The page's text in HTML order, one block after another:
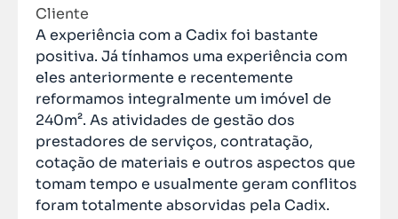
Cliente
A experiência com a Cadix foi bastante
positiva. Já tínhamos uma experiência com
eles anteriormente e recentemente
reformamos integralmente um imóvel de
240m². As atividades de gestão dos
prestadores de serviços, contratação,
cotação de materiais e outros aspectos que
tomam tempo e usualmente geram conflitos
foram totalmente absorvidas pela Cadix.